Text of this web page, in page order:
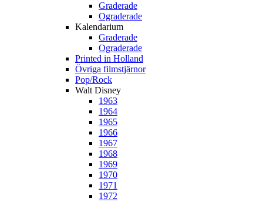
Graderade
Ograderade
Kalendarium
Graderade
Ograderade
Printed in Holland
Övriga filmstjärnor
Pop/Rock
Walt Disney
1963
1964
1965
1966
1967
1968
1969
1970
1971
1972